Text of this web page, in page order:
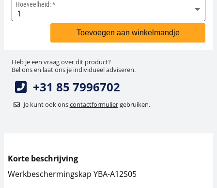
Hoeveelheid:
Toevoegen aan winkelmandje
Heb je een vraag over dit product?
Bel ons en laat ons je individueel adviseren.
+31 85 7996702
Je kunt ook onscontactformuliergebruiken.
Korte beschrijving
Werkbeschermingskap YBA-A12S05
Hangende weegschalen
Kraanweegschalen
Bankweegschaal
Orgelschalen
Weegschaal inclusief software
Spannings- en compressiebelastingcellen
Trekapparaten
Videomicroscopen
Externe verlichting
Microscoop camera's
Accessoires
Toepassingen voor experts
Suiker
Universele toepassingen
Newton-gewichten
Geluidsniveaumeter
Kleurmeting
Accessoires